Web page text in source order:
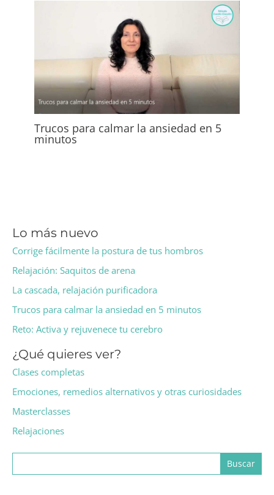
Lo más nuevo
Corrige fácilmente la postura de tus hombros
Relajación: Saquitos de arena
La cascada, relajación purificadora
Trucos para calmar la ansiedad en 5 minutos
Reto: Activa y rejuvenece tu cerebro
¿Qué quieres ver?
Clases completas
Emociones, remedios alternativos y otras curiosidades
Masterclasses
Relajaciones
Buscar:
Trucos para calmar la ansiedad en 5
minutos